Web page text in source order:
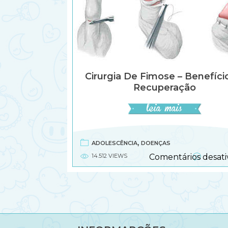
Cirurgia De Fimose –
Recuperação
ADOLESCÊNCIA, DOENÇAS
14.512 VIEWS
Comentários